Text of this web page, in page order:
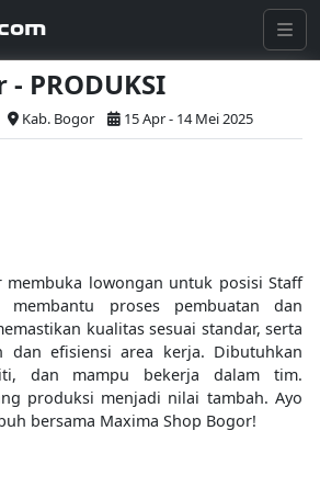
PRODUKSI
Kab. Bogor 15 Apr - 14 Mei 2025
membuka lowongan untuk posisi Staff
membantu proses pembuatan dan
kualitas sesuai standar, serta
dan efisiensi area kerja. Dibutuhkan
dan mampu bekerja dalam tim.
produksi menjadi nilai tambah. Ayo
bersama Maxima Shop Bogor!